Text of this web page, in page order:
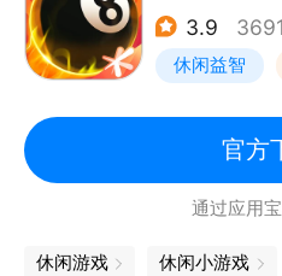
3.9
休闲益智
卡通
官方
通过应用
休闲游戏 休闲小游戏